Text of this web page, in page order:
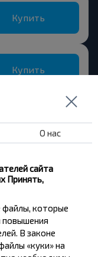
Купить
Купить
скидки и
INFOBUS.
и
О нас
сайта
Принять,
файлы, которые
повышения
В законе
«куки» на